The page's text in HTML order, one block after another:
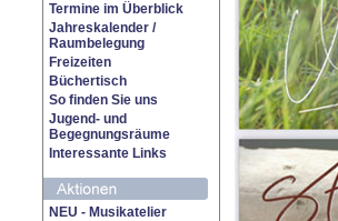
Termine im Überblick
Jahreskalender /
Raumbelegung
Freizeiten
Büchertisch
So finden Sie uns
Jugend- und
Begegnungsräume
Interessante Links
NEU - Musikatelier